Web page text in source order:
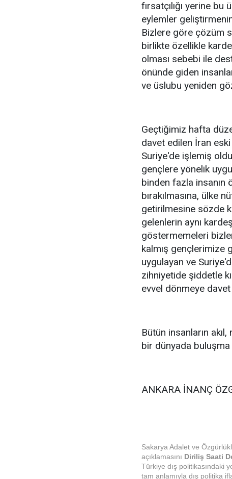
fırsatçılığı yerine bu
eylemler
Bizlere göre çözüm
birlikte özellikle
olması sebebi ile
önünde giden
ve üslubu yeniden
Geçtiğimiz hafta
davet edilen İran
Suriye'de işlemiş
gençlere yönelik
binden fazla insanın
bırakılmasına, ülke
getirilmesine sözde
gelenlerin aynı
göstermemeleri
kalmış gençlerimize
uygulayan ve
zihniyetide şiddetle
evvel dönmeye
Bütün insanların
bir dünyada
ANKARA İNANÇ
Sakarya Adalet ve
açıklamasını Diriliş Saati
Türkiye dış politikasındaki
tam anlamıyla dış politika